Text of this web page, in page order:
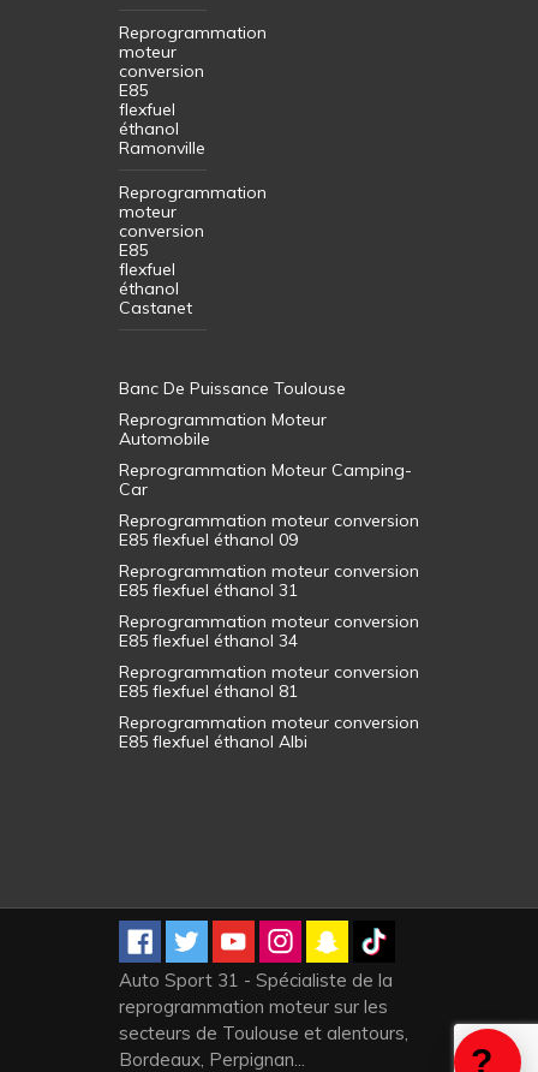
Reprogrammation
moteur
conversion
E85
flexfuel
éthanol
Ramonville
Reprogrammation
moteur
conversion
E85
flexfuel
éthanol
Castanet
Banc De Puissance Toulouse
Reprogrammation Moteur
Automobile
Reprogrammation Moteur Camping-
Car
Reprogrammation moteur conversion
E85 flexfuel éthanol 09
Reprogrammation moteur conversion
E85 flexfuel éthanol 31
Reprogrammation moteur conversion
E85 flexfuel éthanol 34
Reprogrammation moteur conversion
E85 flexfuel éthanol 81
Reprogrammation moteur conversion
E85 flexfuel éthanol Albi
Auto Sport 31 - Spécialiste de la
reprogrammation moteur sur les
secteurs de Toulouse et alentours,
Bordeaux, Perpignan...